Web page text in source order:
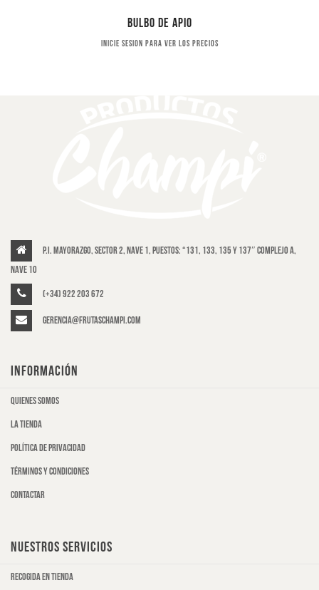
Bulbo de apio
Inicie sesion para ver los precios
P.I. Mayorazgo, Sector 2, Nave 1, puestos: “131, 133, 135 y 137″ Complejo A,
Nave 10
(+34) 922 203 672
gerencia@frutaschampi.com
INFORMACIÓN
Quienes somos
La tienda
Política de privacidad
Términos y condiciones
Contactar
NUESTROS SERVICIOS
Recogida en tienda